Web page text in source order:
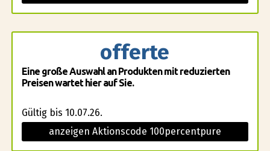
offerte
Eine große Auswahl an Produkten mit reduzierten
Preisen wartet hier auf Sie.
Gültig bis 10.07.26.
anzeigen Aktionscode 100percentpure